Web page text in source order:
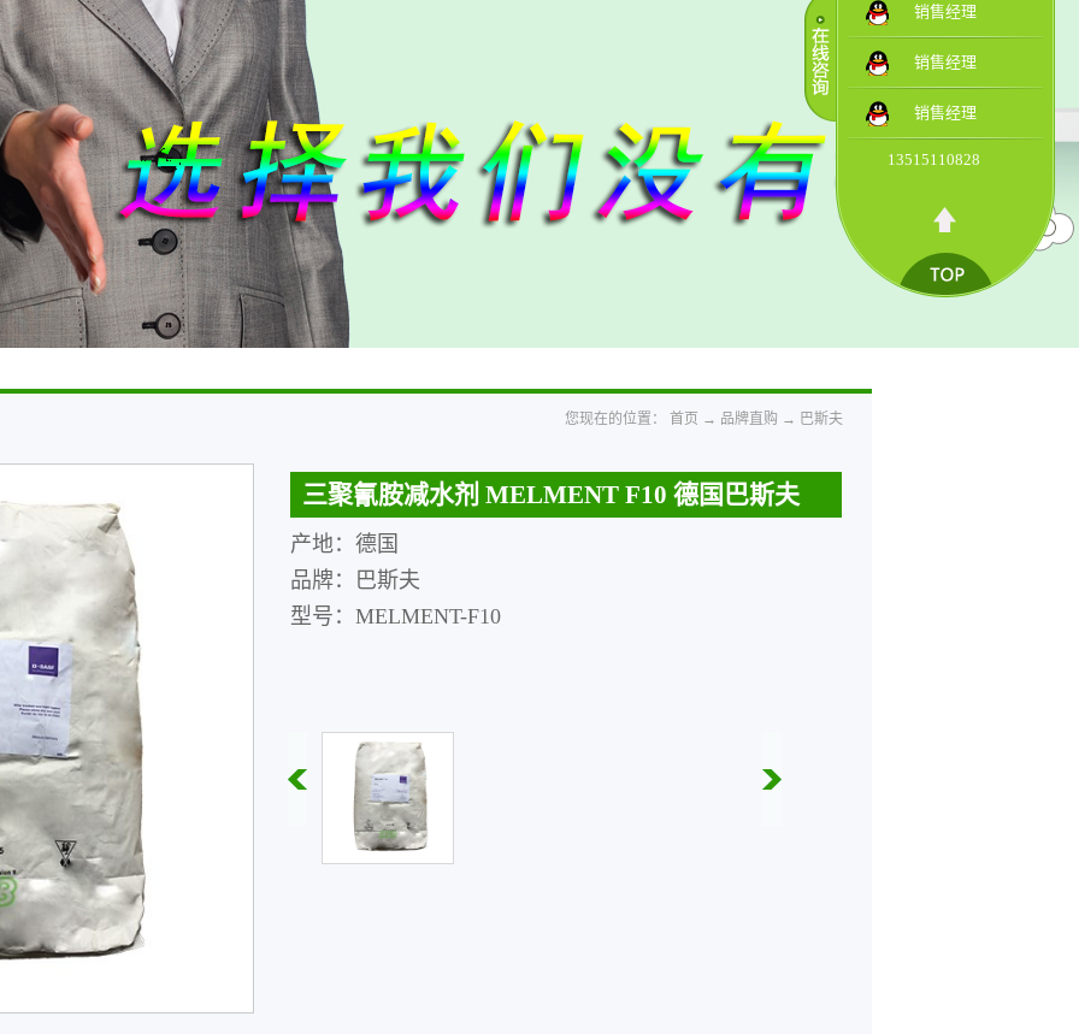
您现在的位置： 首页 → 品牌直购 → 巴斯夫
三聚氰胺减水剂 MELMENT F10 德国巴斯夫
产地：德国
品牌：巴斯夫
型号：MELMENT-F10
销售经理
销售经理
销售经理
13515110828